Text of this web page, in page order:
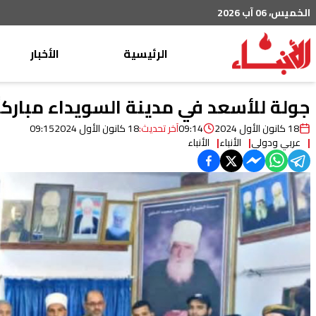
الخميس، 06 آب 2026
الرئيسية
الأخبار
عربي دولي
خاص
رياضة
من لبنان
ثقافة ومجتمع
منوعات
جولة للأسعد في مدينة السويداء
18 كانون الأول 2024 09:14آخر تحديث:18 كانون الأول 2024 09:15
عربي ودولي الأنباء الأنباء